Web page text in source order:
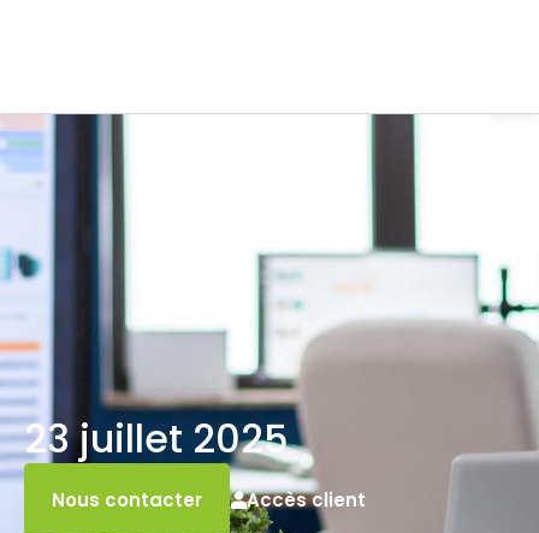
23 juillet 2025
Nous contacter Accès client